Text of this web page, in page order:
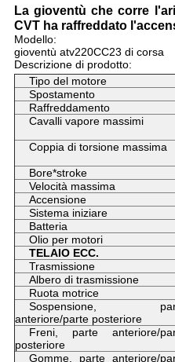
La gioventù che corre
CVT ha raffreddato
Modello:
gioventù atv220CC23 di corsa
Descrizione di prodotto:
Tipo del motore
Spostamento
Raffreddamento
Cavalli vapore massimi
Coppia di torsione massima
Bore*stroke
Velocità massima
Accensione
Sistema iniziare
Batteria
Olio per motori
TELAIO ECC.
Trasmissione
Albero di trasmissione
Ruota motrice
Sospensione,
anteriore/parte posteriore
Freni, parte anteriore/
posteriore
Gomme, parte anteriore/